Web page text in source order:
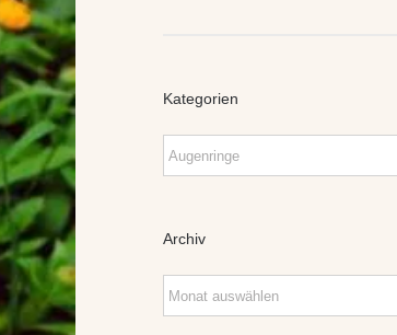
Kategorien
Kategorien
Archiv
Archiv